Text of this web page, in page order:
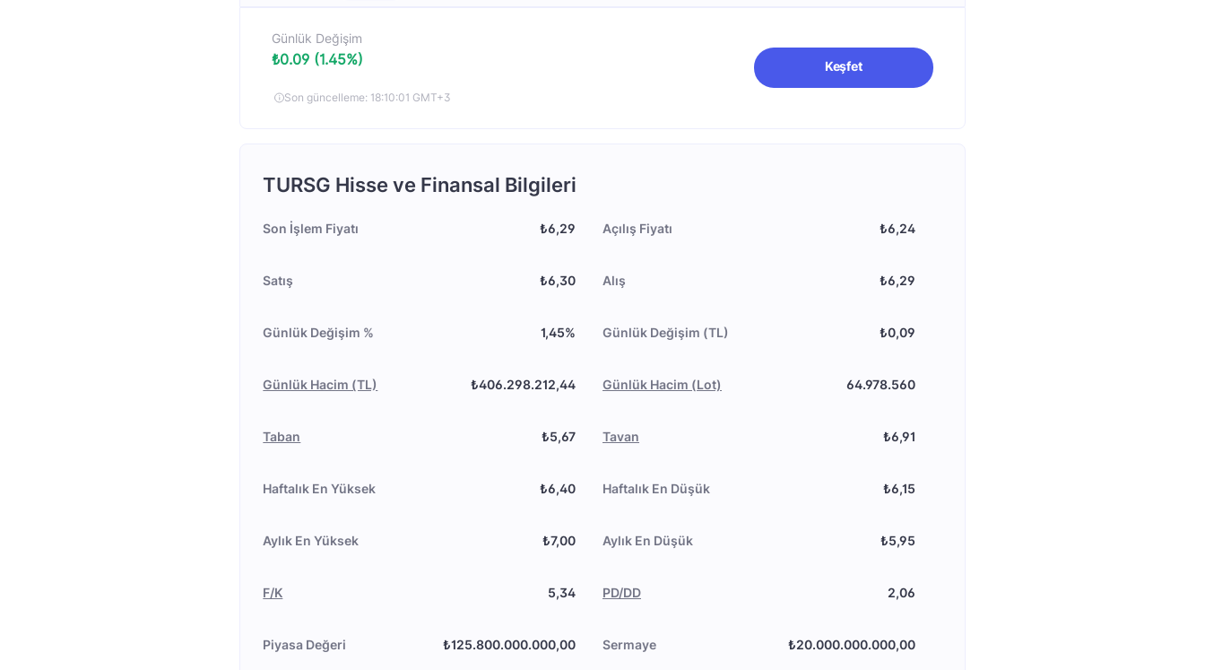
Günlük Değişim
₺0.09 (1.45%)
Son güncelleme: 18:10:01 GMT+3
Keşfet
TURSG Hisse ve Finansal Bilgileri
Son İşlem Fiyatı ₺6,29
Satış ₺6,30
Günlük Değişim % 1,45%
Günlük Hacim (TL) ₺406.298.212,44
Taban ₺5,67
Haftalık En Yüksek ₺6,40
Aylık En Yüksek ₺7,00
F/K 5,34
Piyasa Değeri ₺125.800.000.000,00
Açılış Fiyatı ₺6,24
Alış ₺6,29
Günlük Değişim (TL) ₺0,09
Günlük Hacim (Lot) 64.978.560
Tavan ₺6,91
Haftalık En Düşük ₺6,15
Aylık En Düşük ₺5,95
PD/DD 2,06
Sermaye ₺20.000.000.000,00